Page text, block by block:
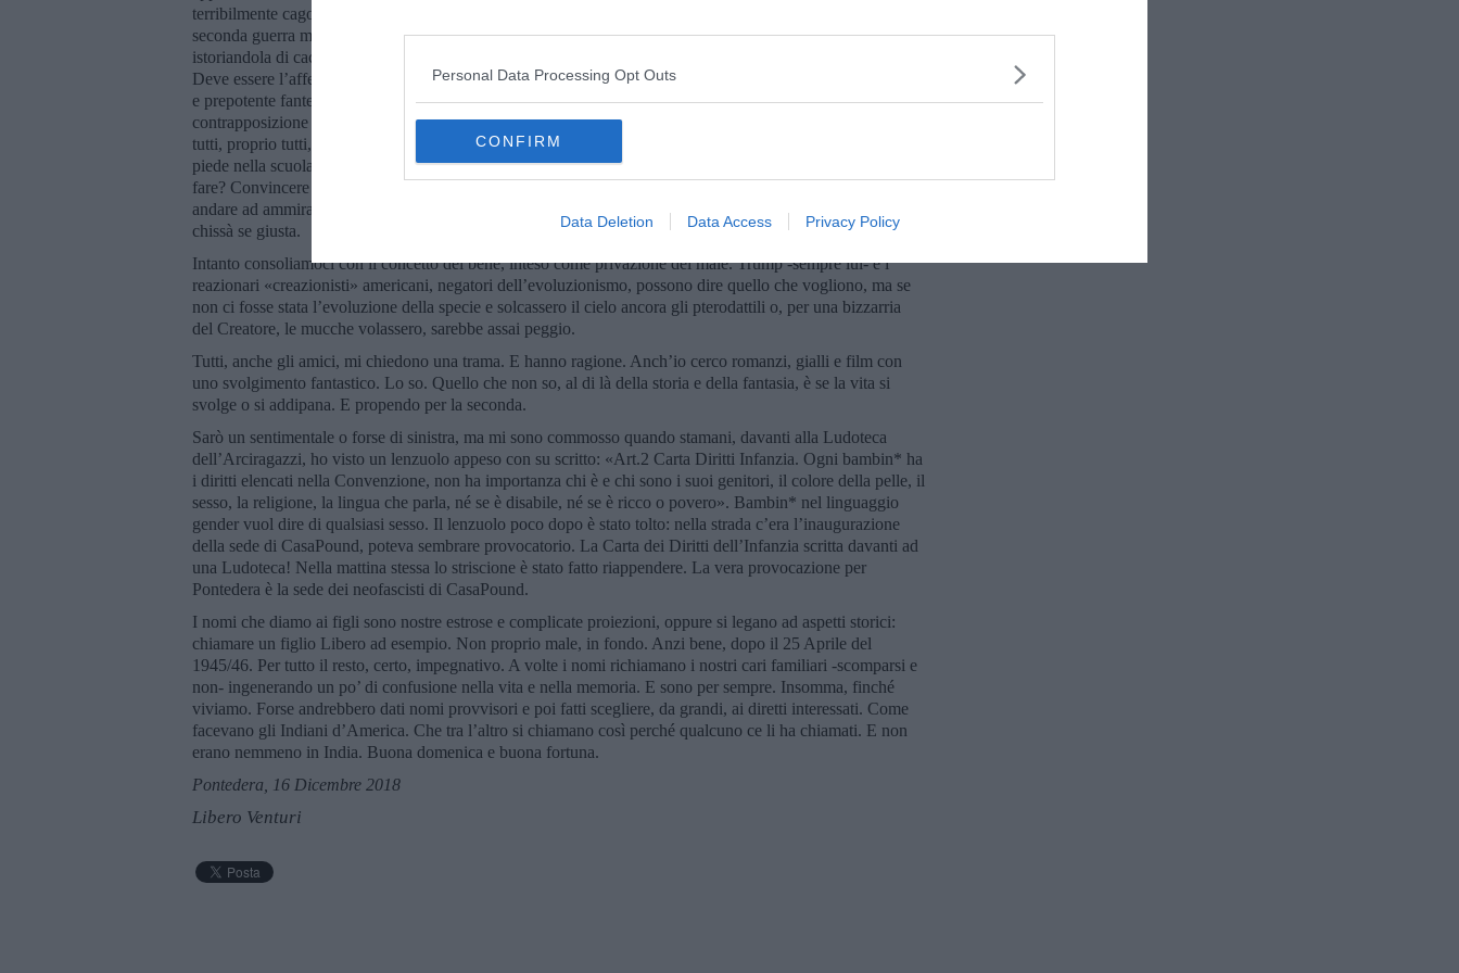
Personal Data Processing Opt Outs
CONFIRM
Data Deletion Data Access Privacy Policy
terribilmente cagoni. Gli uccelletti, in formazione, bombardano a tappeto, che nemmeno gli americani nella
seconda guerra mondiale e non solo. Non c’è verso di lavare la macchina che dall’alto te la bersagliano,
istoriandola di cacate. Dovunque tu la parcheggi, in quella zona. Sembra lo sappiano e lo facciano apposta.
Deve essere l’affermazione del loro dominio naturale sull’aria rispetto a noi terrestri, una rivalsa sull’umana
e prepotente fanteria della Terra. Trattati da Aristofane e Hitchcock con racconti fantastici in
contrapposizione agli dei e agli uomini, gli uccelli, tranne pochi, sono volatori, diversi sono migratori, ma
tutti, proprio tutti, sono cacatori. Che dire? Forse bisogna fare qualcosa perché quando qualcuno rimetterà
piede nella scuola abbandonata, si andrà a mezza gamba e ci sarà bisogno di una disinfestazione. Ma cosa
fare? Convincere gli uccelletti cacatori a trasferirsi in campagna, che sarebbe la sua, e poi noi, semmai,
andare ad ammirarli là, magari senza necessariamente sparargli addosso, deve essere impresa non facile. E
chissà se giusta.
Intanto consoliamoci con il concetto del bene, inteso come privazione del male. Trump -sempre lui- e i
reazionari «creazionisti» americani, negatori dell’evoluzionismo, possono dire quello che vogliono, ma se
non ci fosse stata l’evoluzione della specie e solcassero il cielo ancora gli pterodattili o, per una bizzarria
del Creatore, le mucche volassero, sarebbe assai peggio.
Tutti, anche gli amici, mi chiedono una trama. E hanno ragione. Anch’io cerco romanzi, gialli e film con
uno svolgimento fantastico. Lo so. Quello che non so, al di là della storia e della fantasia, è se la vita si
svolge o si addipana. E propendo per la seconda.
Sarò un sentimentale o forse di sinistra, ma mi sono commosso quando stamani, davanti alla Ludoteca
dell’Arciragazzi, ho visto un lenzuolo appeso con su scritto: «Art.2 Carta Diritti Infanzia. Ogni bambin* ha
i diritti elencati nella Convenzione, non ha importanza chi è e chi sono i suoi genitori, il colore della pelle, il
sesso, la religione, la lingua che parla, né se è disabile, né se è ricco o povero». Bambin* nel linguaggio
gender vuol dire di qualsiasi sesso. Il lenzuolo poco dopo è stato tolto: nella strada c’era l’inaugurazione
della sede di CasaPound, poteva sembrare provocatorio. La Carta dei Diritti dell’Infanzia scritta davanti ad
una Ludoteca! Nella mattina stessa lo striscione è stato fatto riappendere. La vera provocazione per
Pontedera è la sede dei neofascisti di CasaPound.
I nomi che diamo ai figli sono nostre estrose e complicate proiezioni, oppure si legano ad aspetti storici:
chiamare un figlio Libero ad esempio. Non proprio male, in fondo. Anzi bene, dopo il 25 Aprile del
1945/46. Per tutto il resto, certo, impegnativo. A volte i nomi richiamano i nostri cari familiari -scomparsi e
non- ingenerando un po’ di confusione nella vita e nella memoria. E sono per sempre. Insomma, finché
viviamo. Forse andrebbero dati nomi provvisori e poi fatti scegliere, da grandi, ai diretti interessati. Come
facevano gli Indiani d’America. Che tra l’altro si chiamano così perché qualcuno ce li ha chiamati. E non
erano nemmeno in India. Buona domenica e buona fortuna.
Pontedera, 16 Dicembre 2018
Libero Venturi